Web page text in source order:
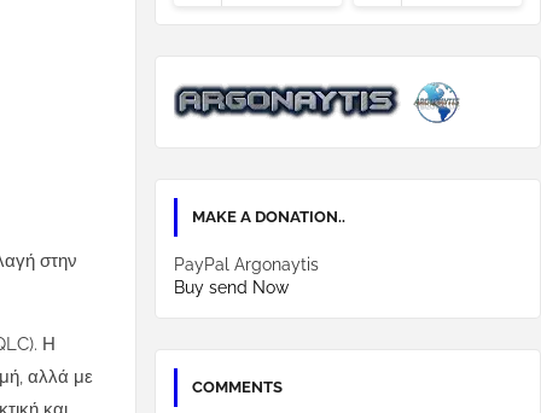
στην
Η
αλλά με
MAKE A DONATION..
PayPal Argonaytis
Buy send Now
COMMENTS